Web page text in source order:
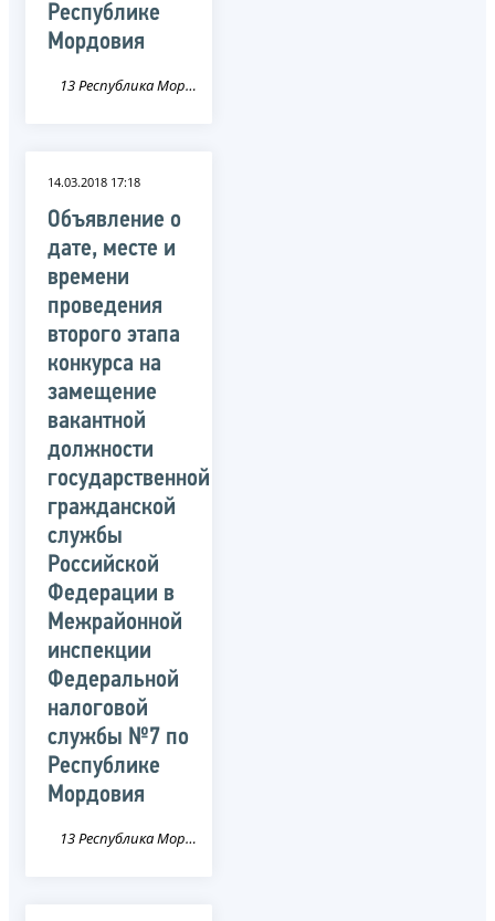
Республике
Мордовия
13 Республика Мордовия
14.03.2018 17:18
Объявление о
дате, месте и
времени
проведения
второго этапа
конкурса на
замещение
вакантной
должности
государственной
гражданской
службы
Российской
Федерации в
Межрайонной
инспекции
Федеральной
налоговой
службы №7 по
Республике
Мордовия
13 Республика Мордовия